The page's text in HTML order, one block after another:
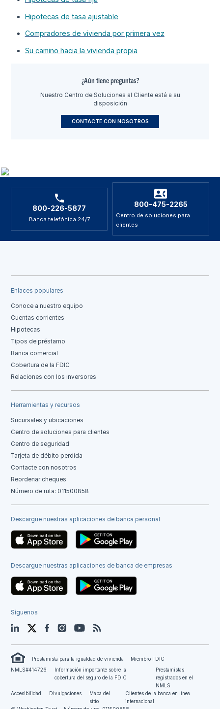
Hipotecas de tasa ajustable
Compradores de vivienda por primera vez
Su camino hacia la vivienda propia
¿Aún tiene preguntas?
Nuestro Centro de Soluciones al Cliente está a su
disposición
CONTACTE CON NOSOTROS
800-226-5877
Banca telefónica 24/7
800-475-2265
Centro de soluciones para
clientes
Enlaces populares
Conoce a nuestro equipo
Cuentas corrientes
Hipotecas
Tipos de préstamo
Banca comercial
Cobertura de la FDIC
Relaciones con los inversores
Herramientas y recursos
Sucursales y ubicaciones
Centro de soluciones para clientes
Centro de seguridad
Tarjeta de débito perdida
Contacte con nosotros
Reordenar cheques
Número de ruta: 011500858
Descargue nuestras aplicaciones de banca personal
Descargue nuestras aplicaciones de banca de empresas
Síguenos
LinkedIn TwitterFacebookInstagramYouTube
Prestamista para la igualdad de vivienda
Miembro FDIC
NMLS#414726
Información importante sobre la
cobertura del seguro de la FDIC
Prestamistas
registrados en el
NMLS
Accesibilidad
Divulgaciones
Mapa del
sitio
Clientes de la banca en línea
internacional